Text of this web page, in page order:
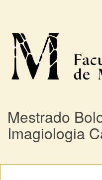
Mestrado
Imagiologia